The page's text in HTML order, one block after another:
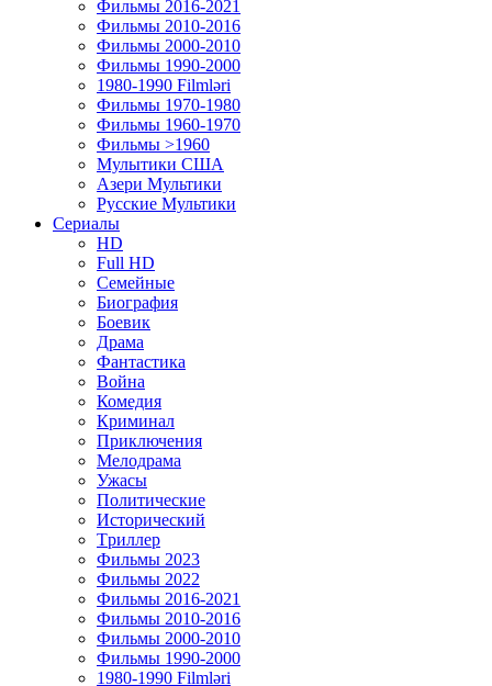
Фильмы 2016-2021
Фильмы 2010-2016
Фильмы 2000-2010
Фильмы 1990-2000
1980-1990 Filmləri
Фильмы 1970-1980
Фильмы 1960-1970
Фильмы >1960
Мулытики США
Азери Мультики
Русские Мультики
Сериалы
HD
Full HD
Семейные
Биография
Боевик
Драма
Фантастика
Война
Комедия
Криминал
Приключения
Мелодрама
Ужасы
Политические
Исторический
Tриллер
Фильмы 2023
Фильмы 2022
Фильмы 2016-2021
Фильмы 2010-2016
Фильмы 2000-2010
Фильмы 1990-2000
1980-1990 Filmləri